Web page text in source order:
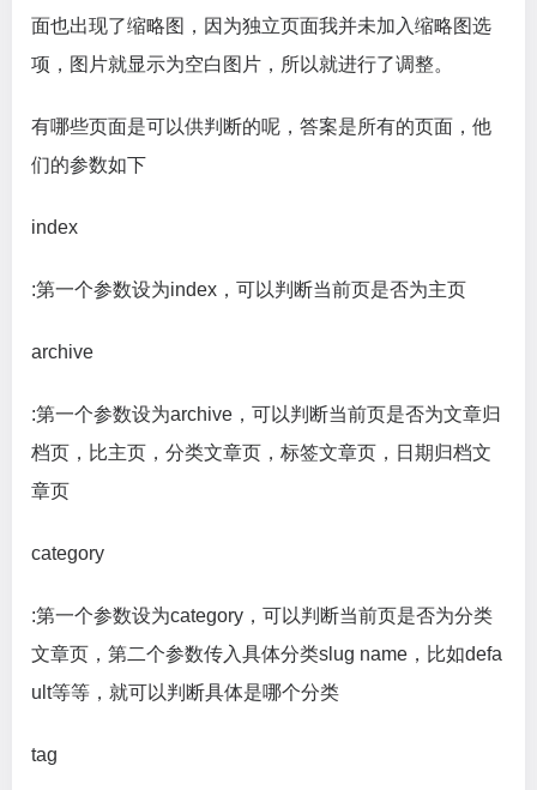
面也出现了缩略图，因为独立页面我并未加入缩略图选
项，图片就显示为空白图片，所以就进行了调整。
有哪些页面是可以供判断的呢，答案是所有的页面，他
们的参数如下
index
:第一个参数设为index，可以判断当前页是否为主页
archive
:第一个参数设为archive，可以判断当前页是否为文章归
档页，比主页，分类文章页，标签文章页，日期归档文
章页
category
:第一个参数设为category，可以判断当前页是否为分类
文章页，第二个参数传入具体分类slug name，比如defa
ult等等，就可以判断具体是哪个分类
tag